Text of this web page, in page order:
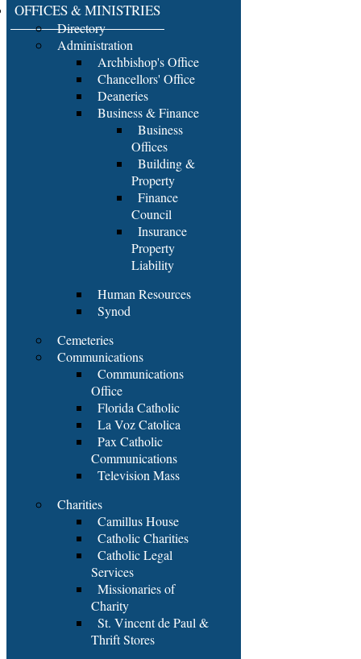
OFFICES & MINISTRIES
Directory
Administration
Archbishop's Office
Chancellors' Office
Deaneries
Business & Finance
Business
Offices
Building &
Property
Finance
Council
Insurance
Property
Liability
Human Resources
Synod
Cemeteries
Communications
Communications
Office
Florida Catholic
La Voz Catolica
Pax Catholic
Communications
Television Mass
Charities
Camillus House
Catholic Charities
Catholic Legal
Services
Missionaries of
Charity
St. Vincent de Paul &
Thrift Stores